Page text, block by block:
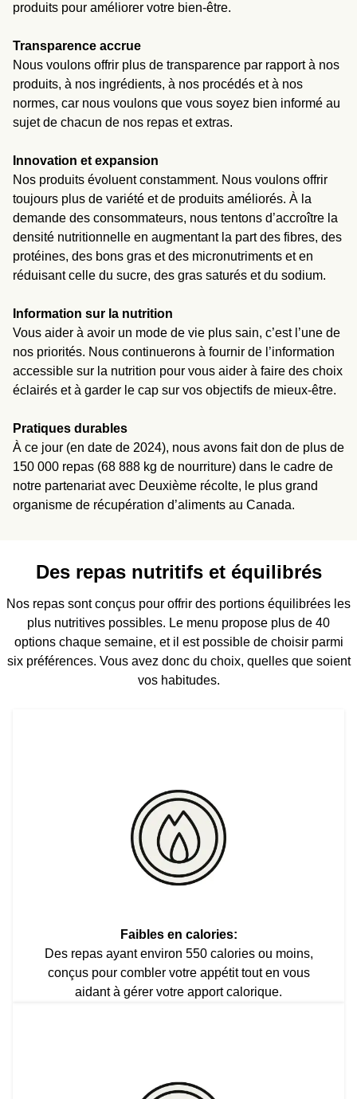
produits pour améliorer votre bien-être.
Transparence accrue
Nous voulons offrir plus de transparence par rapport à nos
produits, à nos ingrédients, à nos procédés et à nos
normes, car nous voulons que vous soyez bien informé au
sujet de chacun de nos repas et extras.
Innovation et expansion
Nos produits évoluent constamment. Nous voulons offrir
toujours plus de variété et de produits améliorés. À la
demande des consommateurs, nous tentons d’accroître la
densité nutritionnelle en augmentant la part des fibres, des
protéines, des bons gras et des micronutriments et en
réduisant celle du sucre, des gras saturés et du sodium.
Information sur la nutrition
Vous aider à avoir un mode de vie plus sain, c’est l’une de
nos priorités. Nous continuerons à fournir de l’information
accessible sur la nutrition pour vous aider à faire des choix
éclairés et à garder le cap sur vos objectifs de mieux-être.
Pratiques durables
À ce jour (en date de 2024), nous avons fait don de plus de
150 000 repas (68 888 kg de nourriture) dans le cadre de
notre partenariat avec Deuxième récolte, le plus grand
organisme de récupération d’aliments au Canada.
Des repas nutritifs et équilibrés
Nos repas sont conçus pour offrir des portions équilibrées les
plus nutritives possibles. Le menu propose plus de 40
options chaque semaine, et il est possible de choisir parmi
six préférences. Vous avez donc du choix, quelles que soient
vos habitudes.
Faibles en calories:
Des repas ayant environ 550 calories ou moins,
conçus pour combler votre appétit tout en vous
aidant à gérer votre apport calorique.